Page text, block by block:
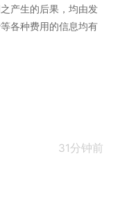
产生的后果，均由发
各种费用的信息均有
31分钟前